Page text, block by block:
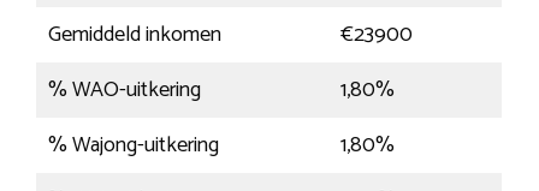
Gemiddeld inkomen
€23900
% WAO-uitkering
1,80%
% Wajong-uitkering
1,80%